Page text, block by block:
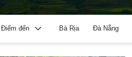
Điểm đến Bà Rịa Đà Nẵng